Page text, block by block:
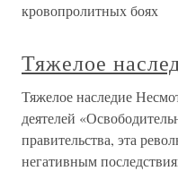
кровопролитных боях
Тяжелое
Тяжелое наследие
деятелей
правительства, эта
негативным